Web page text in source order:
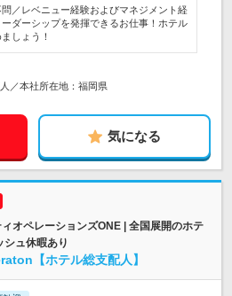
問／レベニュー経験およびマネジメント経
ダーシップを発揮できるお仕事！ホテル
しょう！
／本社所在地：福岡県
気になる
オペレーションズONE | 全国展開のホテ
シュ休暇あり
【ホテル総支配人】